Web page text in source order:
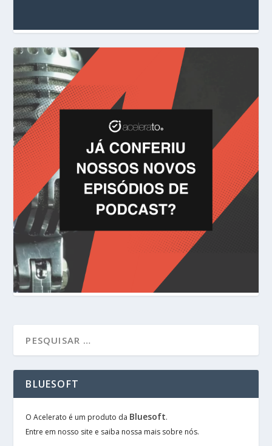
BLUESOFT
O Acelerato é um produto da Bluesoft.
Entre em nosso site e saiba nossa mais sobre nós.